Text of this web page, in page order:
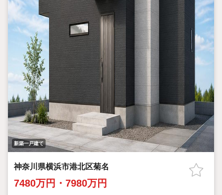
新築一戸建て
神奈川県横浜市港北区菊名
7480万円・7980万円